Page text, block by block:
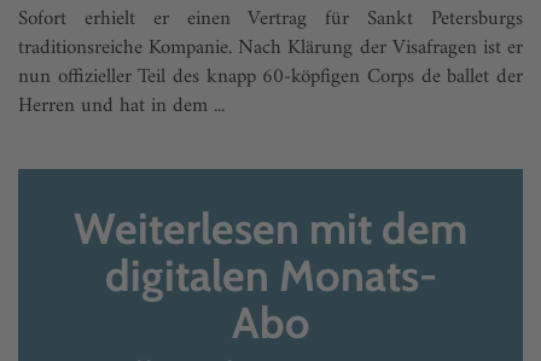
Sofort erhielt er einen Vertrag für Sankt Petersburgs
traditionsreiche Kompanie. Nach Klärung der Visafragen ist er
nun offizieller Teil des knapp 60-köpfigen Corps de ballet der
Herren und hat in dem ...
Weiterlesen mit dem
digitalen Monats-
Abo